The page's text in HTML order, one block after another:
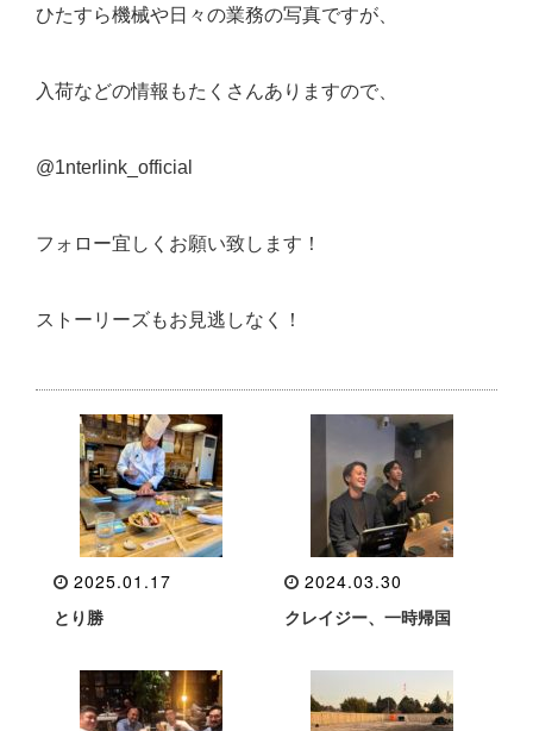
ひたすら機械や日々の業務の写真ですが、
入荷などの情報もたくさんありますので、
@1nterlink_official
フォロー宜しくお願い致します！
ストーリーズもお見逃しなく！
2025.01.17
とり勝
2024.03.30
クレイジー、一時帰国